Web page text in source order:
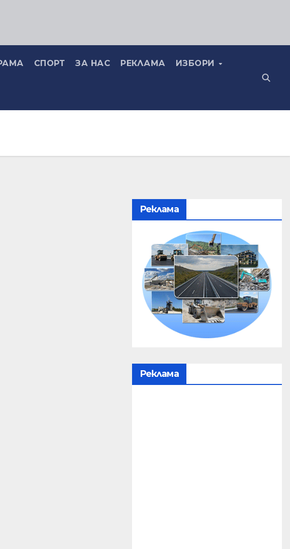
СПОРТ ЗА НАС РЕКЛАМА ИЗБОРИ
Реклама
Реклама